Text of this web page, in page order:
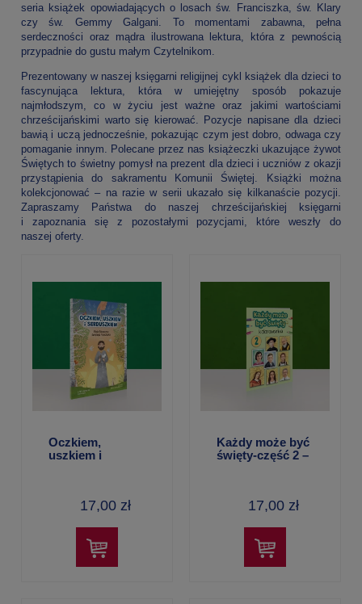
seria książek opowiadających o losach św. Franciszka, św. Klary
czy św. Gemmy Galgani. To momentami zabawna, pełna
serdeczności oraz mądra ilustrowana lektura, która z pewnością
przypadnie do gustu małym Czytelnikom.
Prezentowany w naszej księgarni religijnej cykl książek dla dzieci to
fascynująca lektura, która w umiejętny sposób pokazuje
najmłodszym, co w życiu jest ważne oraz jakimi wartościami
chrześcijańskimi warto się kierować. Pozycje napisane dla dzieci
bawią i uczą jednocześnie, pokazując czym jest dobro, odwaga czy
pomaganie innym. Polecane przez nas książeczki ukazujące żywot
Świętych to świetny pomysł na prezent dla dzieci i uczniów z okazji
przystąpienia do sakramentu Komunii Świętej. Książki można
kolekcjonować – na razie w serii ukazało się kilkanaście pozycji.
Zapraszamy Państwa do naszej chrześcijańskiej księgarni
i zapoznania się z pozostałymi pozycjami, które weszły do
naszej oferty.
Oczkiem,
uszkiem i
17,00 zł
Każdy może być
święty-część 2 –
17,00 zł